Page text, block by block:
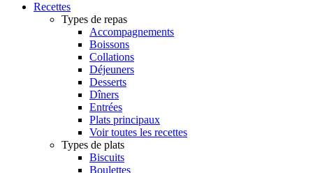
Recettes
Types de repas
Accompagnements
Boissons
Collations
Déjeuners
Desserts
Dîners
Entrées
Plats principaux
Voir toutes les recettes
Types de plats
Biscuits
Boulettes